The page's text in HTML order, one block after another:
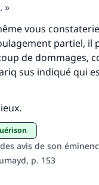
vous
partiel, il
de dommages,
sus indiqué qui
avis de son
p. 153